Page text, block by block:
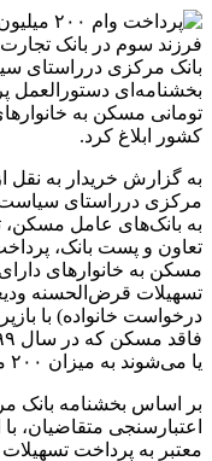
بانک مرکزی درراستای
تومانی مسکن به
کشور ابلاغ کرد.
به گزارش خریدار به نقل
مرکزی درراستای
به بانک‌های عامل
مسکن به خانوارهای
تسهیلات قرض‌الحسنه
یا می‌شوند به میزان ۲۰۰ میلیون تومان پرداخت می‌شود.
بر اساس بخشنامه بانک
اعتبارسنجی متقاضیان،
معتبر به پرداخت تسهیلات